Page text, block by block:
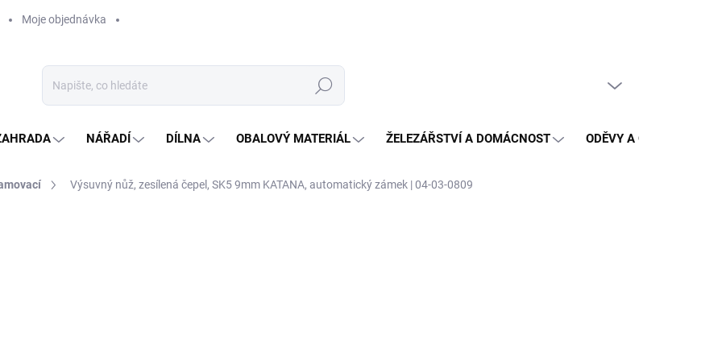
Moje objednávka
Hledat
NÁŘADÍ DÍLNA OBALOVÝ MATERIÁL ŽELEZÁŘSTVÍ A DOMÁCNOST ODĚVY A OCHRANA
Výsuvný nůž, zesílená čepel, SK5 9mm KATANA, automatický zámek | 04-03-0809